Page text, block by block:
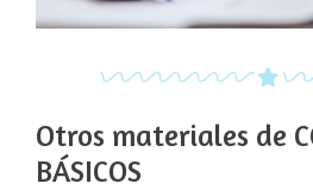
Otros materiales de
BÁSICOS